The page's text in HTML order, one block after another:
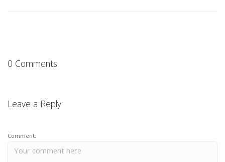
0 Comments
Leave a Reply
Comment: